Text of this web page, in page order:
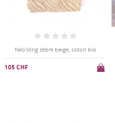
Néo'sling zèbre beige, coton bio
105 CHF